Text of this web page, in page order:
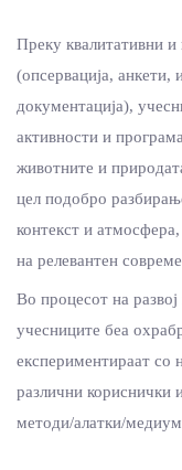
Преку квалитативни
(опсервација, анкети,
документација),
активности и
животните и
цел подобро
контекст и
на релевантен
Во процесот на
учесниците беа
експериментираат со
различни кориснички
методи/алатки/